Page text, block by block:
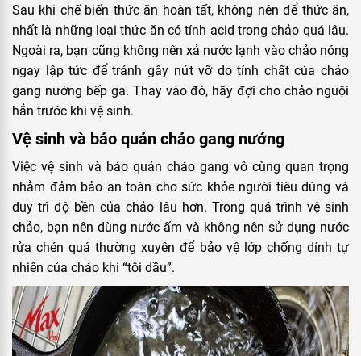
Sau khi chế biến thức ăn hoàn tất, không nên để thức ăn,
nhất là những loại thức ăn có tính acid trong chảo quá lâu.
Ngoài ra, bạn cũng không nên xả nước lạnh vào chảo nóng
ngay lập tức để tránh gây nứt vỡ do tính chất của chảo
gang nướng bếp ga. Thay vào đó, hãy đợi cho chảo nguội
hẳn trước khi vệ sinh.
Vệ sinh và bảo quản chảo gang nướng
Việc vệ sinh và bảo quản chảo gang vô cùng quan trọng
nhằm đảm bảo an toàn cho sức khỏe người tiêu dùng và
duy trì độ bền của chảo lâu hơn. Trong quá trình vệ sinh
chảo, bạn nên dùng nước ấm và không nên sử dụng nước
rửa chén quá thường xuyên để bảo vệ lớp chống dính tự
nhiên của chảo khi “tôi dầu”.